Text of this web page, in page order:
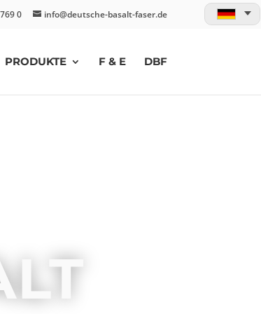
0 info@deutsche-basalt-faser.de
PRODUKTE F & E DBF